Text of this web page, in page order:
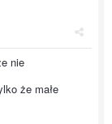
nie
że małe